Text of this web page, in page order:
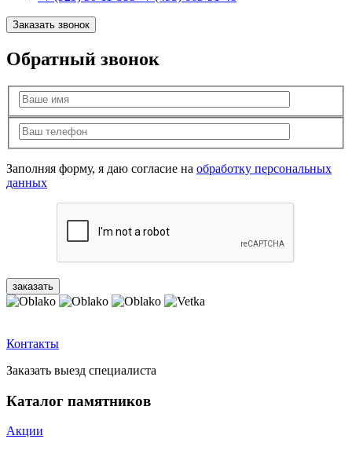
Заказать звонок
Обратный звонок
Заполняя форму, я даю согласие на обработку персональных
данных
Контакты
Заказать выезд специалиста
Каталог памятников
Акции